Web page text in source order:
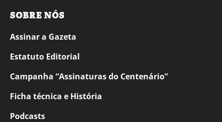
SOBRE NÓS
Assinar a Gazeta
Estatuto Editorial
Campanha “Assinaturas do Centenário”
Ficha técnica e História
Podcasts